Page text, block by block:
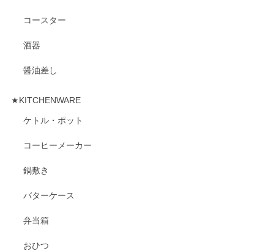
コースター
酒器
醤油差し
★KITCHENWARE
ケトル・ポット
コーヒーメーカー
鍋敷き
バターケース
弁当箱
おひつ